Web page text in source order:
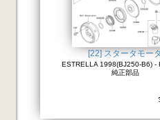
[22] スタータモー
ESTRELLA 1998(BJ250-B6) -
純正部品